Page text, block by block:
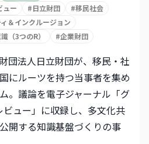
ュー #日立財団 #移民社会
＆インクルージョン
（3つのR） #企業財団
団法人日立財団が、移民・社
にルーツを持つ当事者を集め
。議論を電子ジャーナル「グ
ビュー」に収録し、多文化共
開する知識基盤づくりの事